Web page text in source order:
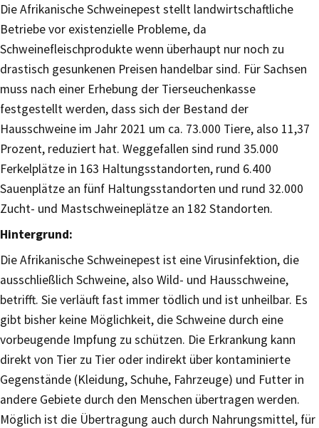
Die Afrikanische Schweinepest stellt landwirtschaftliche
Betriebe vor existenzielle Probleme, da
Schweinefleischprodukte wenn überhaupt nur noch zu
drastisch gesunkenen Preisen handelbar sind. Für Sachsen
muss nach einer Erhebung der Tierseuchenkasse
festgestellt werden, dass sich der Bestand der
Hausschweine im Jahr 2021 um ca. 73.000 Tiere, also 11,37
Prozent, reduziert hat. Weggefallen sind rund 35.000
Ferkelplätze in 163 Haltungsstandorten, rund 6.400
Sauenplätze an fünf Haltungsstandorten und rund 32.000
Zucht- und Mastschweineplätze an 182 Standorten.
Hintergrund:
Die Afrikanische Schweinepest ist eine Virusinfektion, die
ausschließlich Schweine, also Wild- und Hausschweine,
betrifft. Sie verläuft fast immer tödlich und ist unheilbar. Es
gibt bisher keine Möglichkeit, die Schweine durch eine
vorbeugende Impfung zu schützen. Die Erkrankung kann
direkt von Tier zu Tier oder indirekt über kontaminierte
Gegenstände (Kleidung, Schuhe, Fahrzeuge) und Futter in
andere Gebiete durch den Menschen übertragen werden.
Möglich ist die Übertragung auch durch Nahrungsmittel, für